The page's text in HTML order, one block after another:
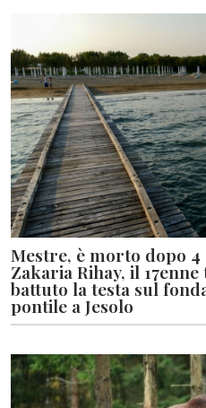
Mestre, è morto dopo
Zakaria Rihay, il
battuto la testa sul
pontile a Jesolo